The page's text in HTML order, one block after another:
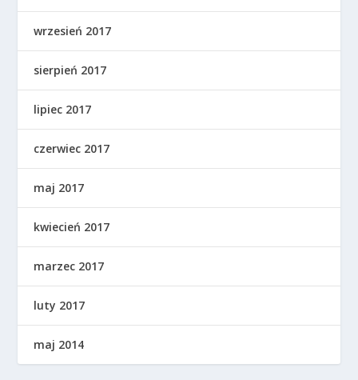
wrzesień 2017
sierpień 2017
lipiec 2017
czerwiec 2017
maj 2017
kwiecień 2017
marzec 2017
luty 2017
maj 2014